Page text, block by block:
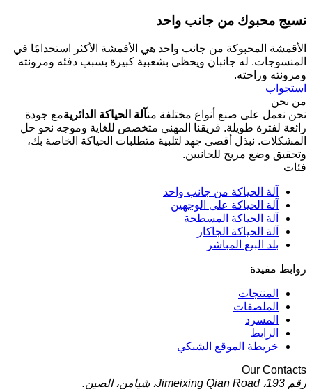
نسيج محبوك من جانب واحد
الأقمشة المحبوكة من جانب واحد هي الأقمشة الأكثر استخدامًا في
المنسوجات. له جانبان ويحظى بشعبية كبيرة بسبب دفئه ومرونته
ومرونته وراحته.
استجواب
من نحن
نحن نعمل على صنع أنواع مختلفة منآلة الحياكة الدائريةمع جودة
رائعة لفترة طويلة. فريقنا المهني متخصص للغاية وموجه نحو حل
المشكلات. نبذل أقصى جهد لتلبية متطلبات الحياكة الخاصة بك،
وتحقيق وضع مربح للجانبين.
فئات
آلة الحياكة من جانب واحد
آلة الحياكة على الوجهين
آلة الحياكة المسطحة
آلة الحياكة الجاكار
بلد البيع المباشر
روابط مفيدة
المنتجات
الملصقات
المسرد
الرابط
خريطة الموقع الشبكي
Our Contacts
رقم 193، Jimeixing Qian Road، شيامن، الصين.